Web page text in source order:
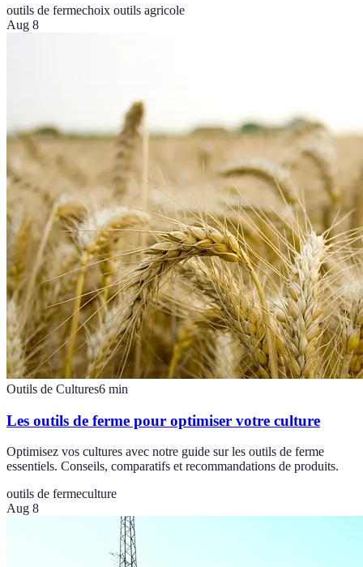
outils de fermechoix outils agricole
Aug 8
Outils de Cultures6 min
Les outils de ferme pour optimiser votre culture
Optimisez vos cultures avec notre guide sur les outils de ferme
essentiels. Conseils, comparatifs et recommandations de produits.
outils de fermeculture
Aug 8